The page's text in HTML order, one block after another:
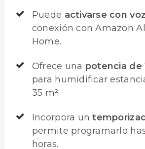
Puede activarse con
conexión con Amazon
Home.
Ofrece una potencia de
para humidificar
35 m².
Incorpora un
permite programarlo
horas.